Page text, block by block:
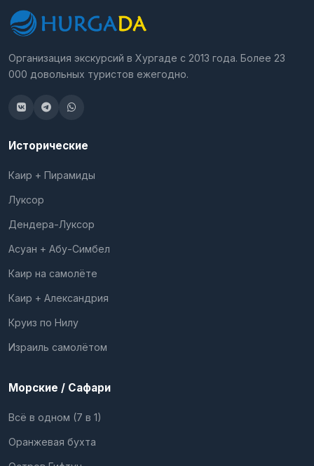
Организация экскурсий в Хургаде с 2013 года. Более 23
000 довольных туристов ежегодно.
Исторические
Каир + Пирамиды
Луксор
Дендера-Луксор
Асуан + Абу-Симбел
Каир на самолёте
Каир + Александрия
Круиз по Нилу
Израиль самолётом
Морские / Сафари
Всё в одном (7 в 1)
Оранжевая бухта